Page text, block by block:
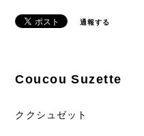
通報する
Coucou Suzette
ククシュゼット